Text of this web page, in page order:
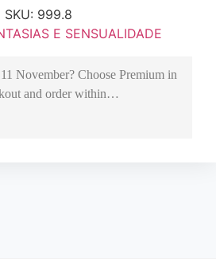
SKU: 999.8
E SENSUALIDADE
November? Choose Premiumin
and order within…